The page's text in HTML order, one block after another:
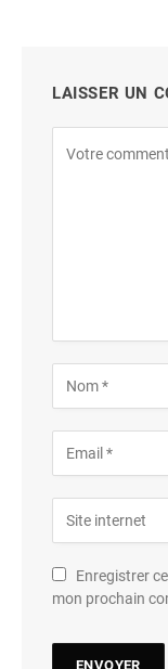
LAISSER UN
Enregistrer
mon prochain